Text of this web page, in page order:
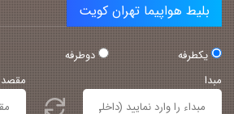
بلیط هواپیما تهران کویت
یکطرفه دوطرفه
مبدا
مقصد